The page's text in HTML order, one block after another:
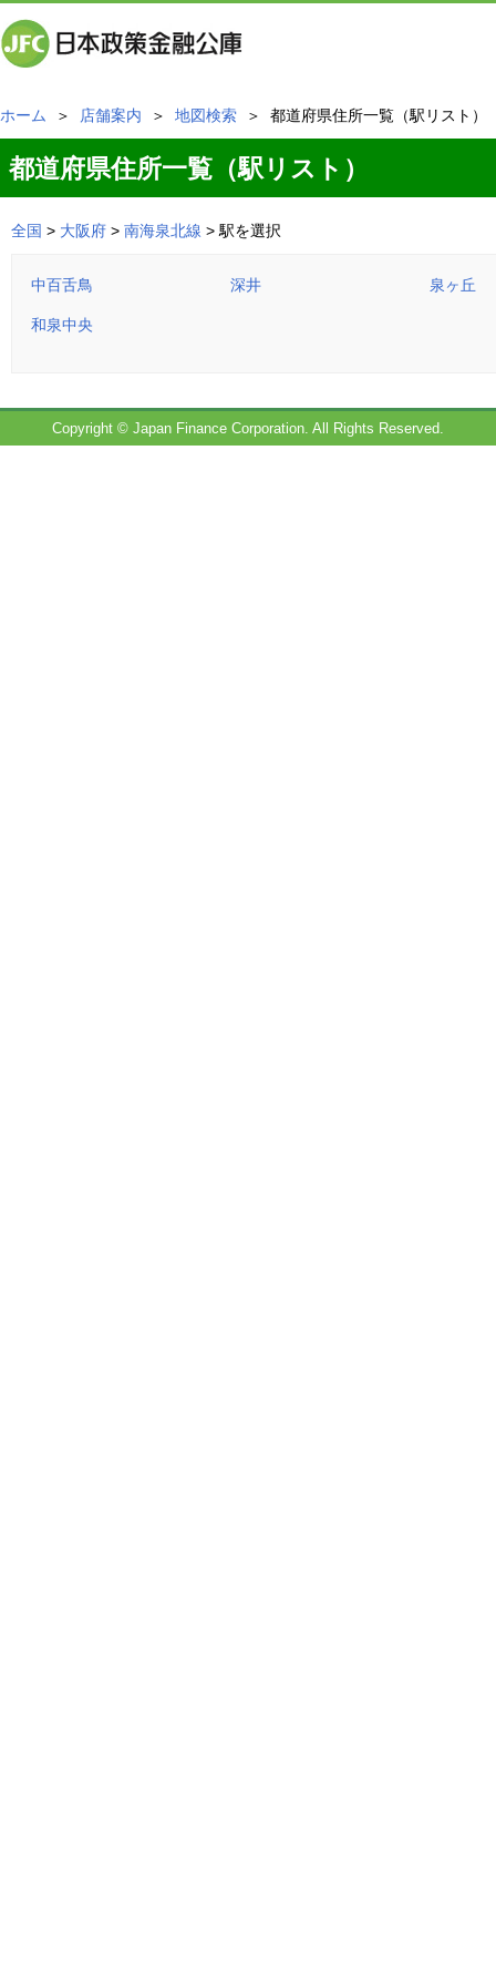
ホーム ＞ 店舗案内 ＞ 地図検索 ＞ 都道府県住所一覧（駅リスト）
都道府県住所一覧（駅リスト）
全国 > 大阪府 > 南海泉北線 > 駅を選択
中百舌鳥 深井 泉ヶ丘
和泉中央
Copyright © Japan Finance Corporation. All Rights Reserved.